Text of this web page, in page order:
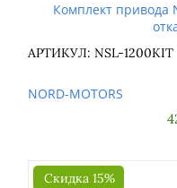
Комплект привода
АРТИКУЛ: NSL-1200KIT
NORD-MOTORS
Скидка 15%